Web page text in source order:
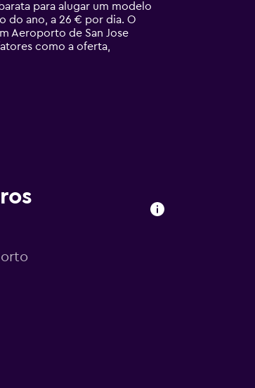
para alugar um modelo
do ano, a 26 € por dia. O
Aeroporto de San Jose
como a oferta,